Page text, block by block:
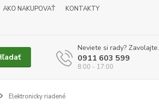
AKO NAKUPOVAŤ
KONTAKTY
Neviete si rady? Zavolajte.
0911 603 599
8:00 - 17:00
Elektronicky riadené